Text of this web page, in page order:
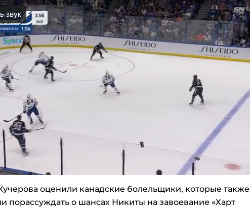
оценили канадские болельщики, которые также
порассуждать о шансах Никиты на завоевание «Харт